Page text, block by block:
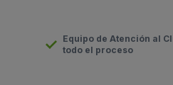
Equipo de Atención al
todo el proceso